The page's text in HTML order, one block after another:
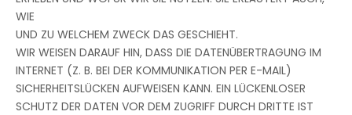
WIE
UND ZU WELCHEM ZWECK DAS GESCHIEHT.
WIR WEISEN DARAUF HIN, DASS DIE DATENÜBERTRAGUNG IM
INTERNET (Z. B. BEI DER KOMMUNIKATION PER E-MAIL)
SICHERHEITSLÜCKEN AUFWEISEN KANN. EIN LÜCKENLOSER
SCHUTZ DER DATEN VOR DEM ZUGRIFF DURCH DRITTE IST